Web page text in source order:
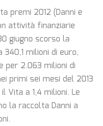
premi 2012 (Danni e
attività finanziarie
giugno scorso la
milioni di euro,
per 2.063 milioni di
primi sei mesi del 2013
Vita a 1,4 milioni. Le
la raccolta Danni a